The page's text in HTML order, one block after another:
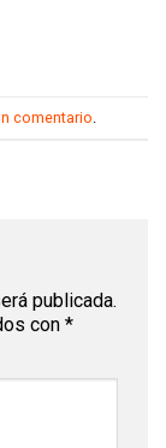
comentario
publicada.
con *